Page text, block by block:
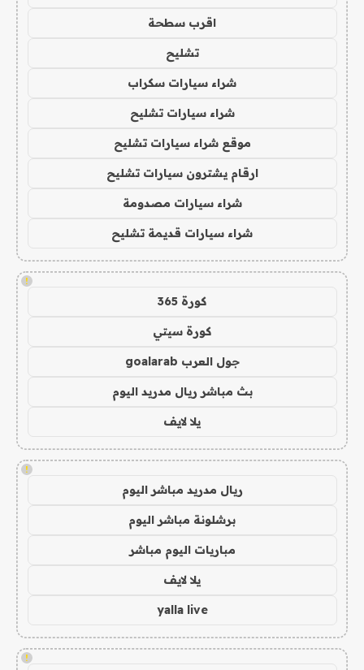
اقرب سطحة
تشليح
شراء سيارات سكراب
شراء سيارات تشليح
موقع شراء سيارات تشليح
ارقام يشترون سيارات تشليح
شراء سيارات مصدومة
شراء سيارات قديمة تشليح
!
كورة 365
كورة سيتي
جول العرب goalarab
بث مباشر ريال مدريد اليوم
يلا لايف
!
ريال مدريد مباشر اليوم
برشلونة مباشر اليوم
مباريات اليوم مباشر
يلا لايف
yalla live
!